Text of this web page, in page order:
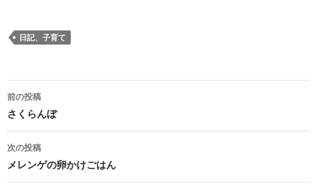
日記、子育て
投
稿
ナ
ビ
前の投稿
さくらんぼ
次の投稿
メレンゲの卵かけごはん